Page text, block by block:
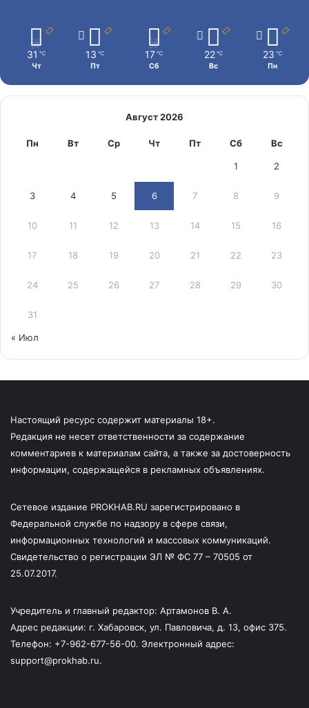
31 ℃
Чт
13 ℃
Пт
17 ℃
Сб
22 ℃
Вс
23 ℃
Пн
Август 2026
Пн Вт Ср Чт Пт Сб Вс
1 2
3 4 5 6 7 8 9
10 11 12 13 14 15 16
17 18 19 20 21 22 23
24 25 26 27 28 29 30
31
« Июл
Настоящий ресурс содержит материалы 18+.
Редакция не несет ответственности за содержание
комментариев к материалам сайта, а также за достоверность
информации, содержащейся в рекламных объявлениях.
Сетевое издание PROKHAB.RU зарегистрировано в
Федеральной службе по надзору в сфере связи,
информационных технологий и массовых коммуникаций.
Свидетельство о регистрации ЭЛ № ФС 77 – 70505 от
25.07.2017.
Учредитель и главный редактор: Артамонов В. А.
Адрес редакции: г. Хабаровск, ул. Павловича, д. 13, офис 375.
Телефон: +7-962-677-56-00. Электронный адрес:
support@prokhab.ru.